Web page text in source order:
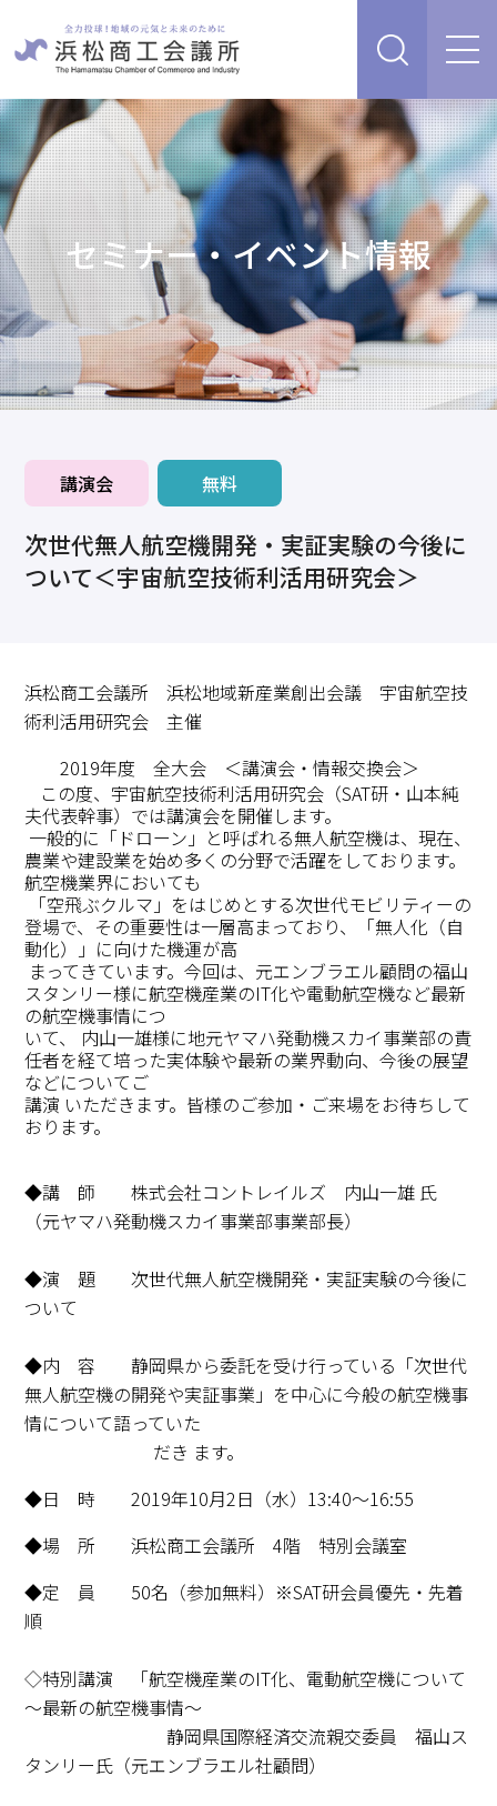
販路を開拓したい、新商品・サービス・技術を開発し
たい
人脈・ネットワークを広げたい
経営について相談したい（経営安定、専門家相談な
ど）
創業、事業承継について相談したい
資金を調達したい
補助金を活用したい
情報収集したい、自社PRをしたい
求職・採用・人材育成をしたい、セミナーで学びたい
原産地証明など証明を取得したい
その他経営相談
経営支援・サービス
検定試験
セミナー・イベント情報
浜松商工会議所について
入会案内
採用情報 相談予約 お問合せ
セミナー・イベント情報
講演会 無料
次世代無人航空機開発・実証実験の今後に
ついて＜宇宙航空技術利活用研究会＞
浜松商工会議所 浜松地域新産業創出会議 宇宙航空技
術利活用研究会 主催
2019年度 全大会 ＜講演会・情報交換会＞
この度、宇宙航空技術利活用研究会（SAT研・山本純
夫代表幹事）では講演会を開催します。
一般的に「ドローン」と呼ばれる無人航空機は、現在、
農業や建設業を始め多くの分野で活躍をしております。
航空機業界においても
「空飛ぶクルマ」をはじめとする次世代モビリティーの
登場で、その重要性は一層高まっており、「無人化（自
動化）」に向けた機運が高
まってきています。今回は、元エンブラエル顧問の福山
スタンリー様に航空機産業のIT化や電動航空機など最新
の航空機事情につ
いて、 内山一雄様に地元ヤマハ発動機スカイ事業部の責
任者を経て培った実体験や最新の業界動向、今後の展望
などについてご
講演 いただきます。皆様のご参加・ご来場をお待ちして
おります。
◆講 師 株式会社コントレイルズ 内山一雄 氏
（元ヤマハ発動機スカイ事業部事業部長）
◆演 題 次世代無人航空機開発・実証実験の今後に
ついて
◆内 容 静岡県から委託を受け行っている「次世代
無人航空機の開発や実証事業」を中心に今般の航空機事
情について語っていた
だき ます。
◆日 時 2019年10月2日（水）13:40～16:55
◆場 所 浜松商工会議所 4階 特別会議室
◆定 員 50名（参加無料）※SAT研会員優先・先着
順
◇特別講演 「航空機産業のIT化、電動航空機について
～最新の航空機事情～
静岡県国際経済交流親交委員 福山ス
タンリー氏（元エンブラエル社顧問）